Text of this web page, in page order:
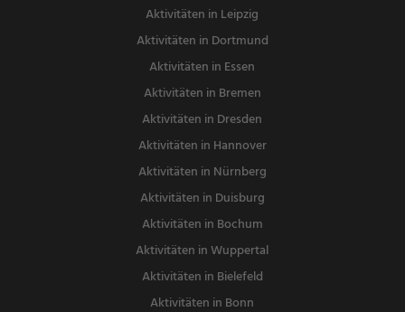
Aktivitäten in Leipzig
Aktivitäten in Dortmund
Aktivitäten in Essen
Aktivitäten in Bremen
Aktivitäten in Dresden
Aktivitäten in Hannover
Aktivitäten in Nürnberg
Aktivitäten in Duisburg
Aktivitäten in Bochum
Aktivitäten in Wuppertal
Aktivitäten in Bielefeld
Aktivitäten in Bonn